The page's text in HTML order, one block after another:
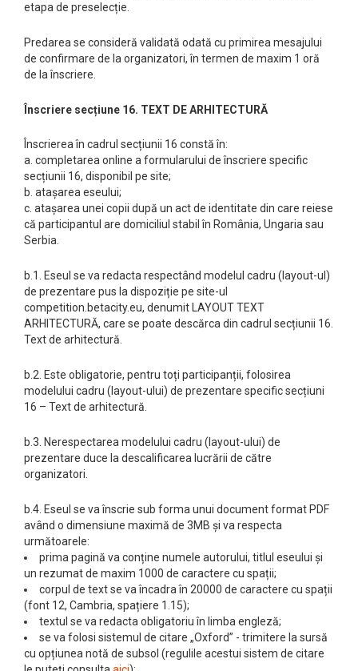
etapa de preselecție.
Predarea se consideră validată odată cu primirea mesajului
de confirmare de la organizatori, în termen de maxim 1 oră
de la înscriere.
Înscriere secțiune 16. TEXT DE ARHITECTURĂ
Înscrierea în cadrul secțiunii 16 constă în:
a. completarea online a formularului de înscriere specific
secțiunii 16, disponibil pe site;
b. atașarea eseului;
c. atașarea unei copii după un act de identitate din care reiese
că participantul are domiciliul stabil în România, Ungaria sau
Serbia.
b.1. Eseul se va redacta respectând modelul cadru (layout-ul)
de prezentare pus la dispoziție pe site-ul
competition.betacity.eu, denumit LAYOUT TEXT
ARHITECTURĂ, care se poate descărca din cadrul secțiunii 16.
Text de arhitectură.
b.2. Este obligatorie, pentru toți participanții, folosirea
modelului cadru (layout-ului) de prezentare specific secțiuni
16 – Text de arhitectură.
b.3. Nerespectarea modelului cadru (layout-ului) de
prezentare duce la descalificarea lucrării de către
organizatori.
b.4. Eseul se va înscrie sub forma unui document format PDF
având o dimensiune maximă de 3MB și va respecta
următoarele:
prima pagină va conține numele autorului, titlul eseului și
un rezumat de maxim 1000 de caractere cu spații;
corpul de text se va încadra în 20000 de caractere cu spații
(font 12, Cambria, spațiere 1.15);
textul se va redacta obligatoriu în limba engleză;
se va folosi sistemul de citare „Oxford” - trimitere la sursă
cu opțiunea notă de subsol (regulile acestui sistem de citare